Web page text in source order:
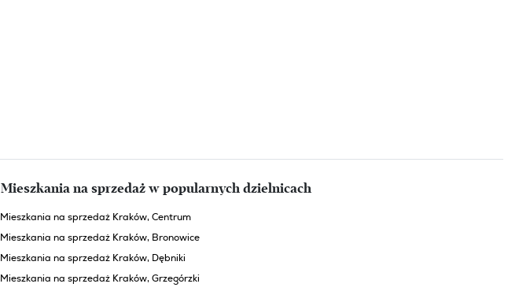
Mieszkania na sprzedaż w popularnych dzielnicach
Mieszkania na sprzedaż Kraków, Centrum
Mieszkania na sprzedaż Kraków, Bronowice
Mieszkania na sprzedaż Kraków, Dębniki
Mieszkania na sprzedaż Kraków, Grzegórzki